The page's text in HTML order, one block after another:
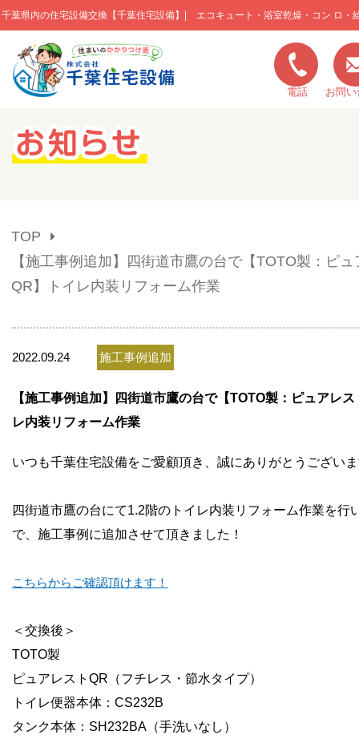
千葉県内の住宅設備交換【千葉住宅設備】| エコキュート・浴室乾燥・コン ロ・
このページの本文へ移動
電話 お問
キャンペーン一覧
お問い合わせ
会社概要
TOP
【施工事例追加】四街道市鷹の台で【TOTO製：ピュ
QR】トイレ内装リフォーム作業
2022.09.24 施工事例追加
【施工事例追加】四街道市鷹の台で【TOTO製：ピュアレ
レ内装リフォーム作業
いつも千葉住宅設備をご愛顧頂き、誠にありがとうござい
四街道市鷹の台にて1.2階のトイレ内装リフォーム作業を行
で、施工事例に追加させて頂きました！
こちらからご確認頂けます！
＜交換後＞
TOTO製
ピュアレストQR（フチレス・節水タイプ）
トイレ便器本体：CS232B
タンク本体：SH232BA（手洗いなし）